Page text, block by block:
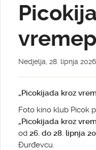
Nedjelja, 28. lipnja 2026.
„Picokijada kroz
Foto kino klub Picok
„Picokijada kroz
od 26. do 28. lipnja
Đurđevcu.